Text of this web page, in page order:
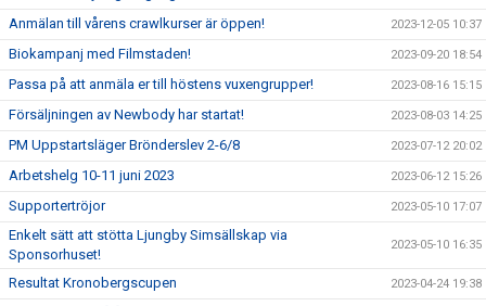
Anmälan till vårens crawlkurser är öppen! 2023-12-05 10:37
Biokampanj med Filmstaden! 2023-09-20 18:54
Passa på att anmäla er till höstens vuxengrupper! 2023-08-16 15:15
Försäljningen av Newbody har startat! 2023-08-03 14:25
PM Uppstartsläger Brönderslev 2-6/8 2023-07-12 20:02
Arbetshelg 10-11 juni 2023 2023-06-12 15:26
Supportertröjor 2023-05-10 17:07
Enkelt sätt att stötta Ljungby Simsällskap via
Sponsorhuset!
2023-05-10 16:35
Resultat Kronobergscupen 2023-04-24 19:38